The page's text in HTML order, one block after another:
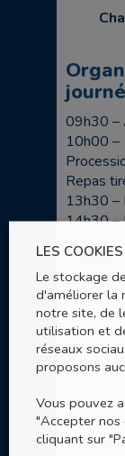
09h30 –
10h00 –
Repas
13h30 –
14h30 –
A partir
point de
“Comme
explique
Comme
LES
Le stockage
d'améliorer la
notre site, de
utilisation et
réseaux
proposons
Vous pouvez
"Accepter nos
cliquant sur